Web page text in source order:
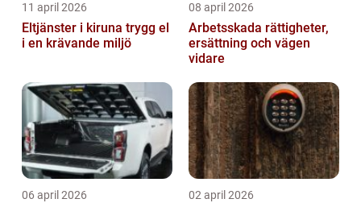
11 april 2026
Eltjänster i kiruna trygg el
i en krävande miljö
08 april 2026
Arbetsskada rättigheter,
ersättning och vägen
vidare
06 april 2026 02 april 2026